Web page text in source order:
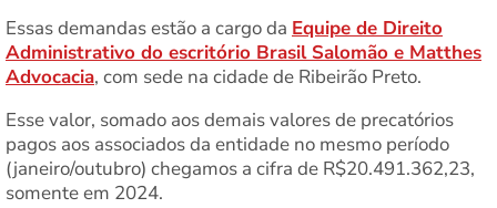
Essas demandas estão a cargo da Equipe de Direito
Administrativo do escritório Brasil Salomão e Matthes
Advocacia, com sede na cidade de Ribeirão Preto.
Esse valor, somado aos demais valores de precatórios
pagos aos associados da entidade no mesmo período
(janeiro/outubro) chegamos a cifra de R$20.491.362,23,
somente em 2024.